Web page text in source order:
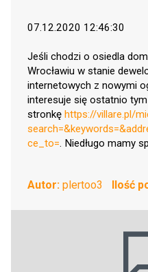
07.12.2020 12:46:30
Jeśli chodzi o osiedla
Wrocławiu w stanie
internetowych z nowymi
interesuje się ostatnio
stronkę https://villare.pl/
ce_to=. Niedługo mamy
Autor: plertoo3 Ilość